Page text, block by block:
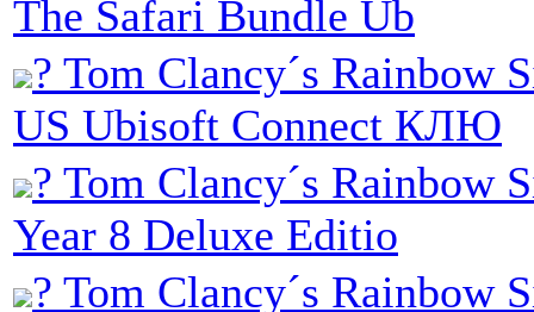
The Safari Bundle Ub
? Tom Clancy´s Rainbow
US Ubisoft Connect КЛЮ
? Tom Clancy´s Rainbow
Year 8 Deluxe Editio
? Tom Clancy´s Rainbow